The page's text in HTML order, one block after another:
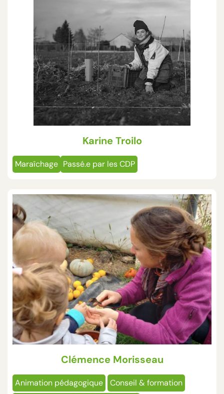
Karine Troilo
Maraîchage Passé.e par les CDP
Clémence Morisseau
Animation pédagogique
Conseil & formation